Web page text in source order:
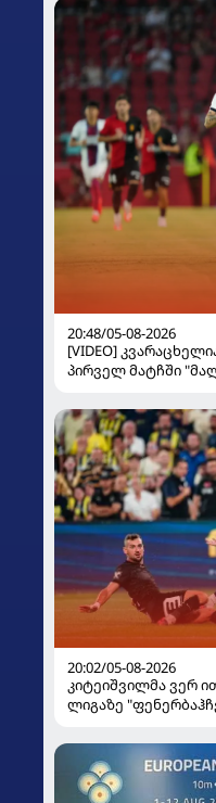
20:48/05-08-2026
[VIDEO]
პირველ მატჩში
20:02/05-08-2026
კიტეიშვილმა ვერ
ლიგაზე